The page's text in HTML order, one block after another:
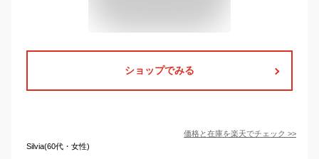
ショップでみる
価格と在庫を楽天でチェック >>
Silvia(60代・女性)